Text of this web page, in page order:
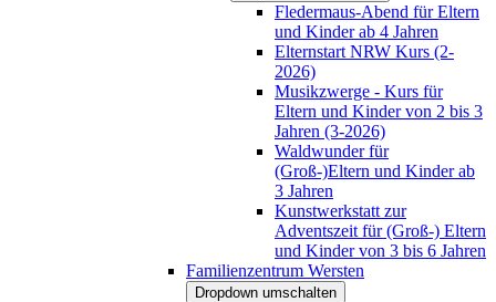
Fledermaus-Abend für Eltern
und Kinder ab 4 Jahren
Elternstart NRW Kurs (2-
2026)
Musikzwerge - Kurs für
Eltern und Kinder von 2 bis 3
Jahren (3-2026)
Waldwunder für
(Groß-)Eltern und Kinder ab
3 Jahren
Kunstwerkstatt zur
Adventszeit für (Groß-) Eltern
und Kinder von 3 bis 6 Jahren
Familienzentrum Wersten
Dropdown umschalten